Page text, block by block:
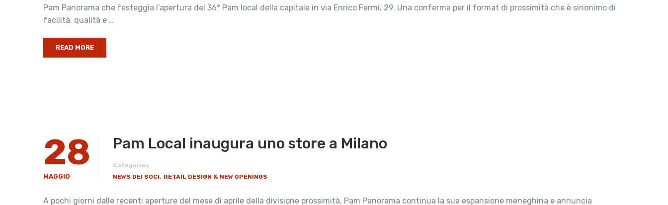
Pam Panorama che festeggia l’apertura del 36° Pam local della capitale in via Enrico Fermi, 29. Una conferma per il format di prossimità che è sinonimo di
facilità, qualità e …
READ MORE
28
MAGGIO
Pam Local inaugura uno store a Milano
Categories
NEWS DEI SOCI, RETAIL DESIGN & NEW OPENINGS
A pochi giorni dalle recenti aperture del mese di aprile della divisione prossimità, Pam Panorama continua la sua espansione meneghina e annuncia